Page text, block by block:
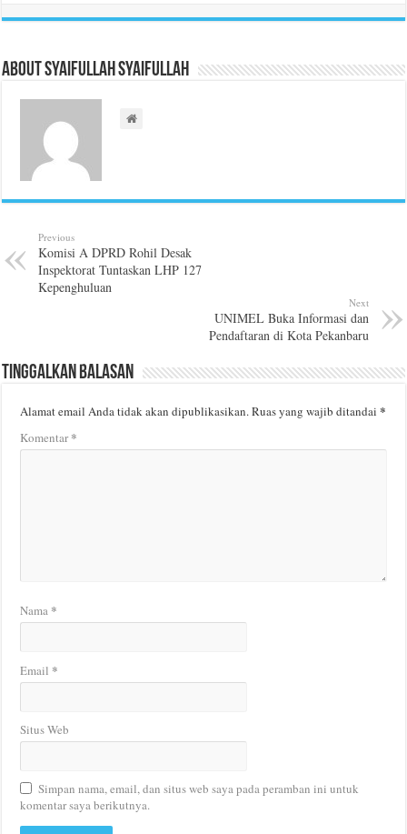
About Syaifullah Syaifullah
Previous
Komisi A DPRD Rohil Desak
Inspektorat Tuntaskan LHP 127
Kepenghuluan
Next
UNIMEL Buka Informasi dan
Pendaftaran di Kota Pekanbaru
Tinggalkan Balasan
Alamat email Anda tidak akan dipublikasikan.Ruas yang wajib ditandai*
Komentar*
Nama *
Email *
Situs Web
Simpan nama, email, dan situs web saya pada peramban ini untuk
komentar saya berikutnya.